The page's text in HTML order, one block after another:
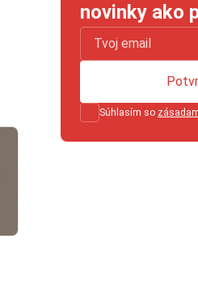
novinky ako
Súhlasím so